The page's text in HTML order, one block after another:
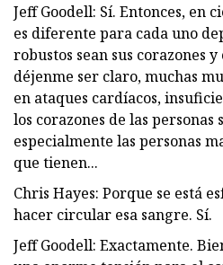
Jeff Goodell: Sí. Entonces, en
es diferente para cada uno
robustos sean sus corazones
déjenme ser claro, muchas
en ataques cardíacos,
los corazones de las
especialmente las personas
que tienen...
Chris Hayes: Porque se está
hacer circular esa sangre. Sí.
Jeff Goodell: Exactamente.